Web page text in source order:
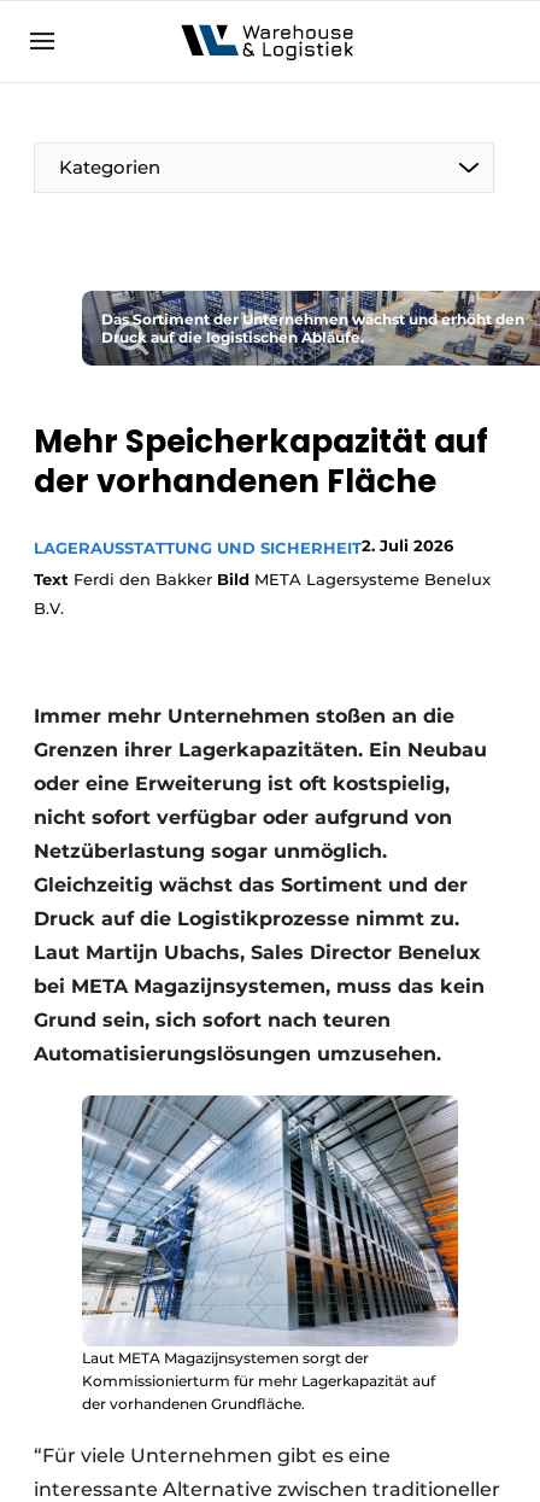
NL EN
Kategorien
Das Sortiment der Unternehmen wächst und erhöht den
Druck auf die logistischen Abläufe.
Mehr Speicherkapazität auf
der vorhandenen Fläche
LAGERAUSSTATTUNG UND SICHERHEIT2. Juli 2026
Text Ferdi den Bakker Bild META Lagersysteme Benelux
B.V.
Immer mehr Unternehmen stoßen an die
Grenzen ihrer Lagerkapazitäten. Ein Neubau
oder eine Erweiterung ist oft kostspielig,
nicht sofort verfügbar oder aufgrund von
Netzüberlastung sogar unmöglich.
Gleichzeitig wächst das Sortiment und der
Druck auf die Logistikprozesse nimmt zu.
Laut Martijn Ubachs, Sales Director Benelux
bei META Magazijnsystemen, muss das kein
Grund sein, sich sofort nach teuren
Automatisierungslösungen umzusehen.
Laut META Magazijnsystemen sorgt der
Kommissionierturm für mehr Lagerkapazität auf
der vorhandenen Grundfläche.
“Für viele Unternehmen gibt es eine
interessante Alternative zwischen traditioneller